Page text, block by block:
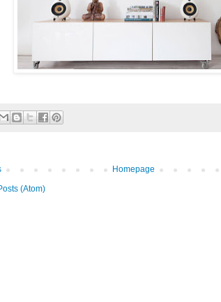
Homepage
(Atom)